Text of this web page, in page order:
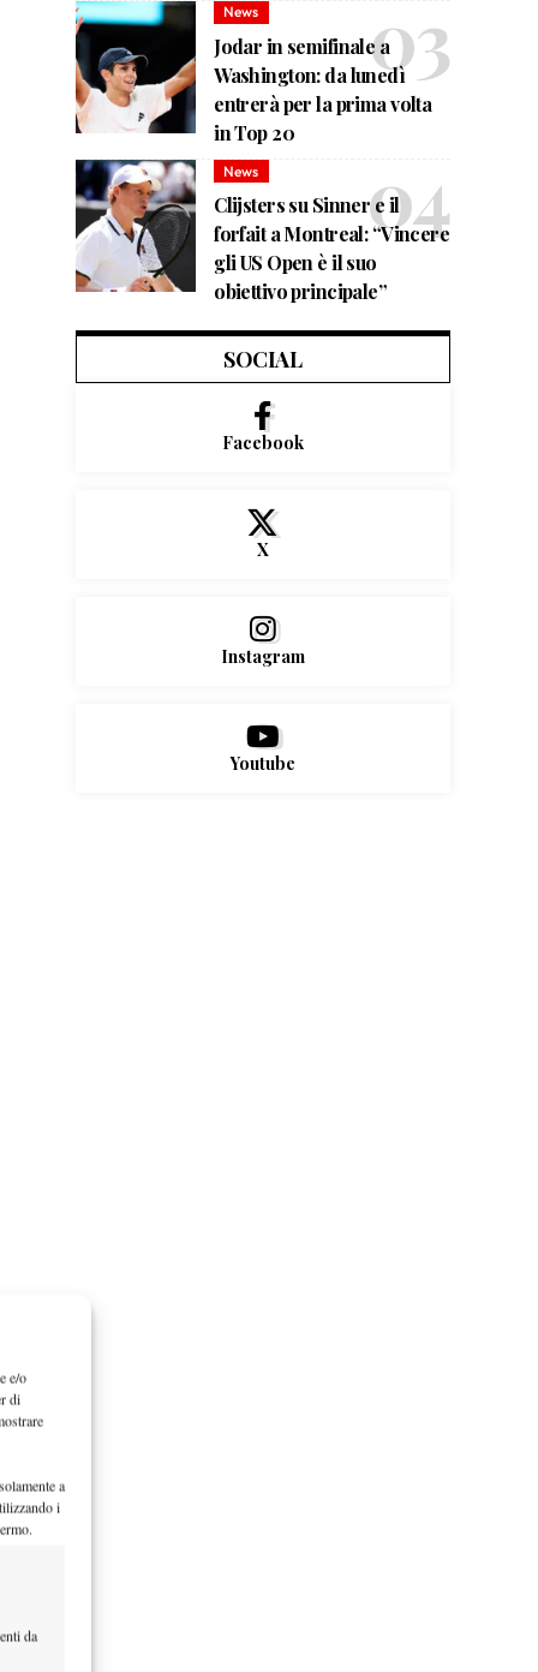
e/o
di
a
i
da
News
Jodar in semifinale a
Washington: da lunedì
entrerà per la prima volta
in Top 20
News
Clijsters su Sinner e il
forfait a Montreal: “Vincere
gli US Open è il suo
obiettivo principale”
SOCIAL
Facebook
X
Instagram
Youtube